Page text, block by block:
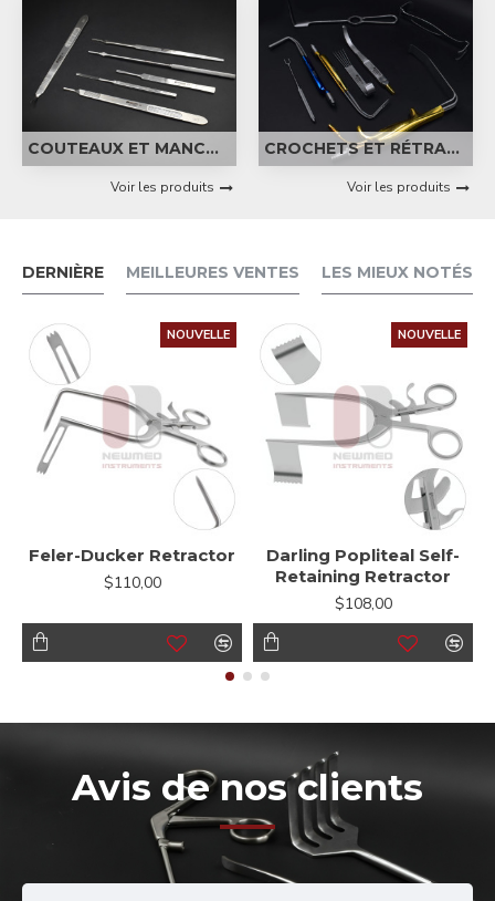
COUTEAUX ET MANCHES
Voir les produits
CROCHETS ET RÉTRACTEURS
Voir les produits
DERNIÈRE MEILLEURES VENTES LES MIEUX NOTÉS
NOUVELLE
Feler-Ducker Retractor
$110,00
NOUVELLE
Darling Popliteal Self-
Retaining Retractor
$108,00
Avis de nos clients